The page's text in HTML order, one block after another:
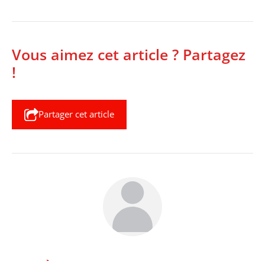
Vous aimez cet article ? Partagez
!
Partager cet article